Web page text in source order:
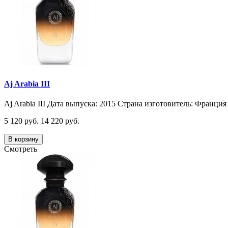
Aj Arabia III
Aj Arabia III Дата выпуска: 2015 Страна изготовитель:
5 120 руб. 14 220 руб.
В корзину
Смотреть